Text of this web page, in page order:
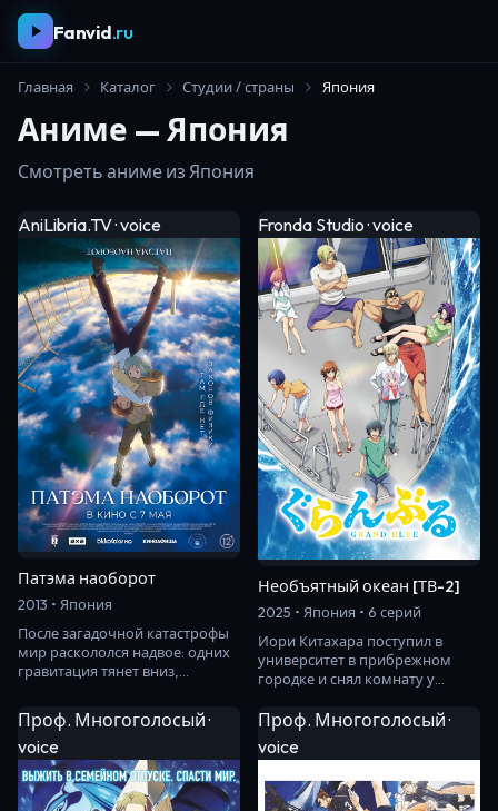
Fanvid.ru
Главная Каталог Студии / страны Япония
Аниме — Япония
Смотреть аниме из Япония
AniLibria.TV · voice
Патэма наоборот
2013 • Япония
После загадочной катастрофы
мир раскололся надвое: одних
гравитация тянет вниз,
бесстрашная пр…
Fronda Studio · voice
Необъятный океан [ТВ-2]
2025 • Япония • 6 серий
Иори Китахара поступил в
университет в прибрежном
городке и снял комнату у
владеет магазинчи…
Проф. Многоголосый ·
voice
Проф. Многоголосый ·
voice